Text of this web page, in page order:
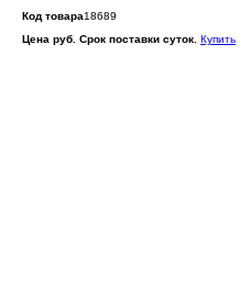
Код товара18689
Цена руб. Срок поставки суток. Купить